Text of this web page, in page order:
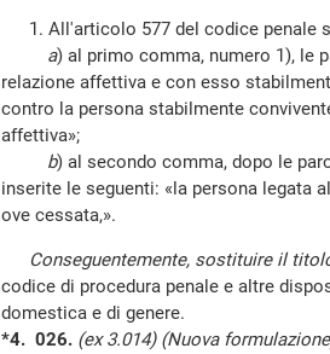
1. All'articolo 577 del codice penale
a) al primo comma, numero 1), le
relazione affettiva e con esso
contro la persona stabilmente
affettiva»;
b) al secondo comma, dopo le
inserite le seguenti: «la persona legata
ove cessata,».
Conseguentemente, sostituire il
codice di procedura penale e altre
domestica e di genere.
*4. 026. (ex 3.014) (Nuova